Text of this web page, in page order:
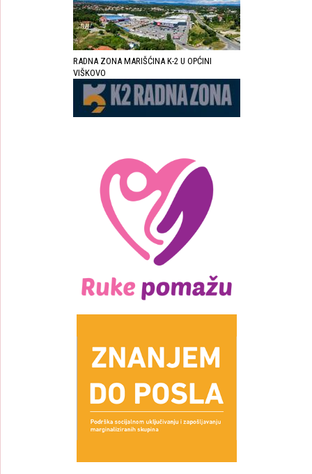
RADNA ZONA MARIŠĆINA K-2 U OPĆINI
VIŠKOVO